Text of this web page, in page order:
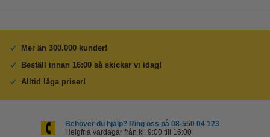
Mer än 300.000 kunder!
Beställ innan 16:00 så skickar vi idag!
Alltid låga priser!
Behöver du hjälp? Ring oss på 08-550 04 123
Helgfria vardagar från kl. 9:00 till 16:00